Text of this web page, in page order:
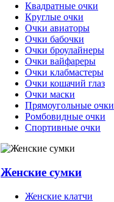
Квадратные очки
Круглые очки
Очки авиаторы
Очки бабочки
Очки броулайнеры
Очки вайфареры
Очки клабмастеры
Очки кошачий глаз
Очки маски
Прямоугольные очки
Ромбовидные очки
Спортивные очки
Женские сумки
Женские клатчи